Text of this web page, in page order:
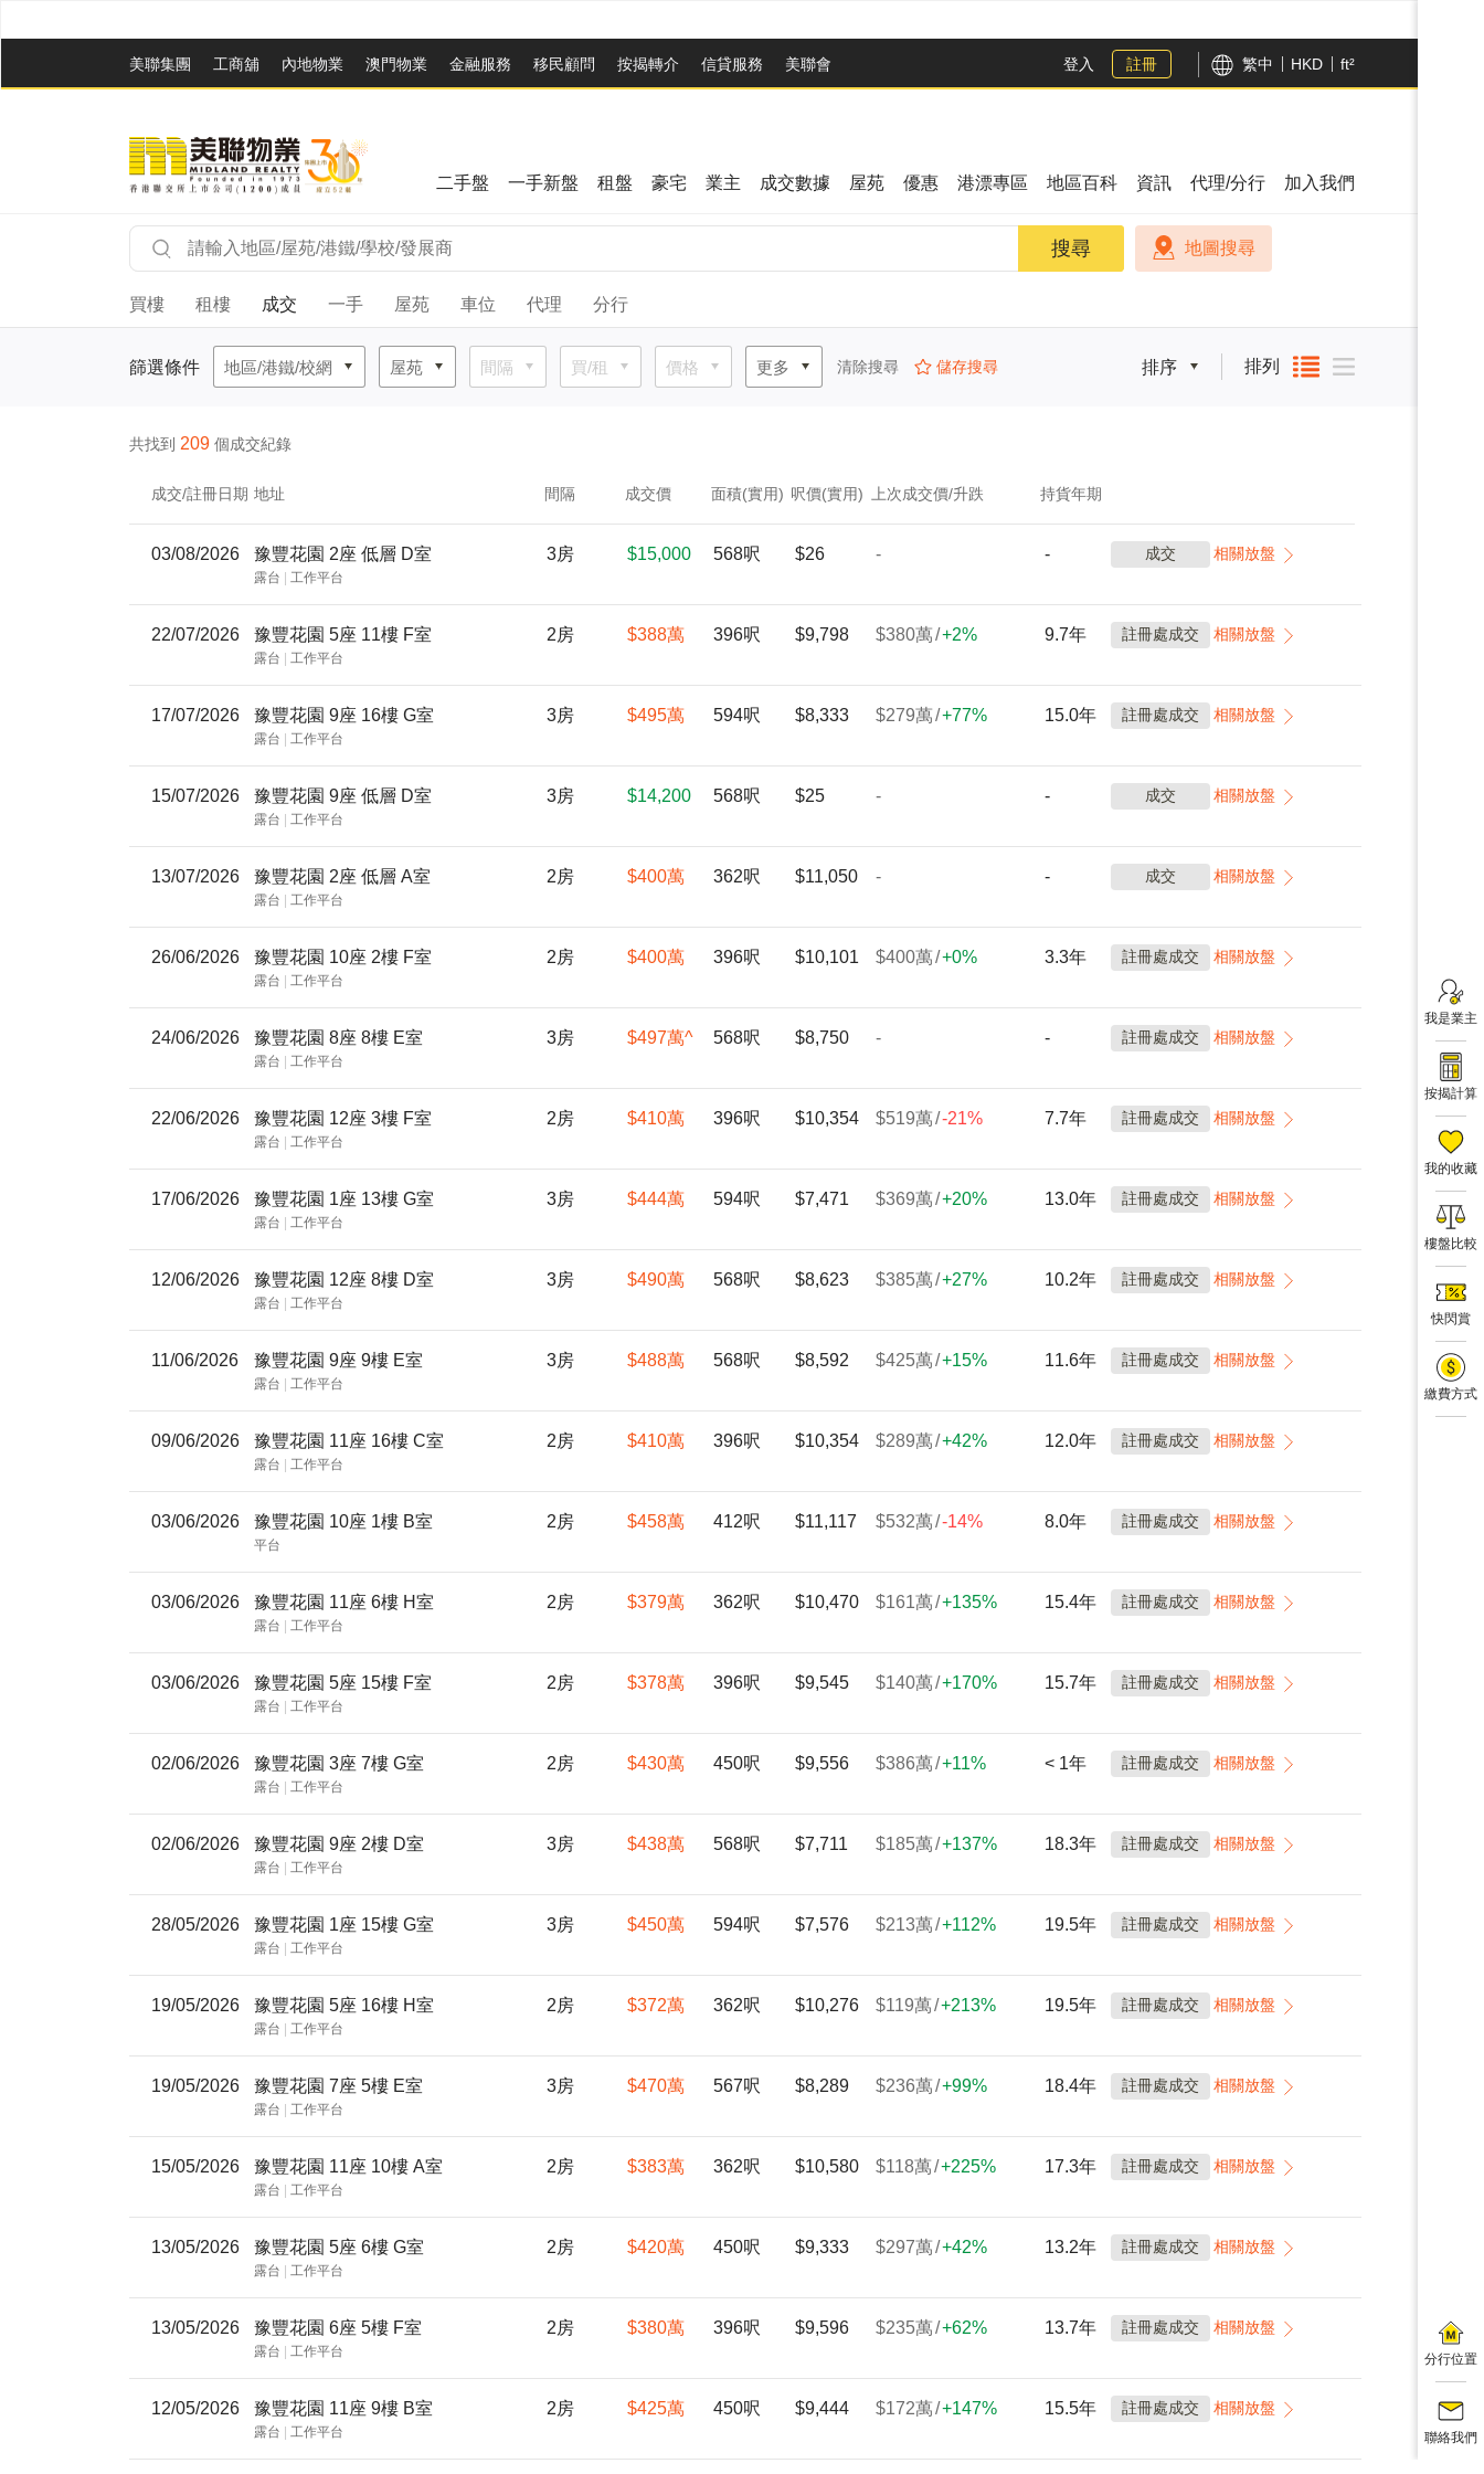
美聯集團 工商舖 內地物業 澳門物業 金融服務 移民顧問 按揭轉介 信貸服務 美聯會 登入 註冊 繁中 HKD ft²
我是業主
按揭計算
我的收藏
樓盤比較
快閃賞
繳費方式
分行位置
聯絡我們
二手盤 一手新盤 租盤 豪宅 業主 成交數據 屋苑 優惠 港漂專區 地區百科 資訊 代理/分行 加入我們
搜尋
搜尋 地圖搜尋
買樓 租樓 成交 一手 屋苑 車位 代理 分行
篩選條件 地區/港鐵/校網 屋苑 間隔 買/租 價格 更多 清除搜尋 儲存搜尋 排序 排列
共找到 209 個成交紀錄
成交/註冊日期 地址 間隔 成交價 面積(實用) 呎價(實用) 上次成交價/升跌 持貨年期
03/08/2026 豫豐花園 2座 低層 D室
露台 |工作平台
3房 $15,000 568呎 $26 - - 成交 相關放盤
22/07/2026 豫豐花園 5座 11樓 F室
露台 |工作平台
2房 $388萬 396呎 $9,798 $380萬/+2% 9.7年 註冊處成交 相關放盤
17/07/2026 豫豐花園 9座 16樓 G室
露台 |工作平台
3房 $495萬 594呎 $8,333 $279萬/+77% 15.0年 註冊處成交 相關放盤
15/07/2026 豫豐花園 9座 低層 D室
露台 |工作平台
3房 $14,200 568呎 $25 - - 成交 相關放盤
13/07/2026 豫豐花園 2座 低層 A室
露台 |工作平台
2房 $400萬 362呎 $11,050 - - 成交 相關放盤
26/06/2026 豫豐花園 10座 2樓 F室
露台 |工作平台
2房 $400萬 396呎 $10,101 $400萬/+0% 3.3年 註冊處成交 相關放盤
24/06/2026 豫豐花園 8座 8樓 E室
露台 |工作平台
3房 $497萬^ 568呎 $8,750 - - 註冊處成交 相關放盤
22/06/2026 豫豐花園 12座 3樓 F室
露台 |工作平台
2房 $410萬 396呎 $10,354 $519萬/-21% 7.7年 註冊處成交 相關放盤
17/06/2026 豫豐花園 1座 13樓 G室
露台 |工作平台
3房 $444萬 594呎 $7,471 $369萬/+20% 13.0年 註冊處成交 相關放盤
12/06/2026 豫豐花園 12座 8樓 D室
露台 |工作平台
3房 $490萬 568呎 $8,623 $385萬/+27% 10.2年 註冊處成交 相關放盤
11/06/2026 豫豐花園 9座 9樓 E室
露台 |工作平台
3房 $488萬 568呎 $8,592 $425萬/+15% 11.6年 註冊處成交 相關放盤
09/06/2026 豫豐花園 11座 16樓 C室
露台 |工作平台
2房 $410萬 396呎 $10,354 $289萬/+42% 12.0年 註冊處成交 相關放盤
03/06/2026 豫豐花園 10座 1樓 B室
平台
2房 $458萬 412呎 $11,117 $532萬/-14% 8.0年 註冊處成交 相關放盤
03/06/2026 豫豐花園 11座 6樓 H室
露台 |工作平台
2房 $379萬 362呎 $10,470 $161萬/+135% 15.4年 註冊處成交 相關放盤
03/06/2026 豫豐花園 5座 15樓 F室
露台 |工作平台
2房 $378萬 396呎 $9,545 $140萬/+170% 15.7年 註冊處成交 相關放盤
02/06/2026 豫豐花園 3座 7樓 G室
露台 |工作平台
2房 $430萬 450呎 $9,556 $386萬/+11% < 1年 註冊處成交 相關放盤
02/06/2026 豫豐花園 9座 2樓 D室
露台 |工作平台
3房 $438萬 568呎 $7,711 $185萬/+137% 18.3年 註冊處成交 相關放盤
28/05/2026 豫豐花園 1座 15樓 G室
露台 |工作平台
3房 $450萬 594呎 $7,576 $213萬/+112% 19.5年 註冊處成交 相關放盤
19/05/2026 豫豐花園 5座 16樓 H室
露台 |工作平台
2房 $372萬 362呎 $10,276 $119萬/+213% 19.5年 註冊處成交 相關放盤
19/05/2026 豫豐花園 7座 5樓 E室
露台 |工作平台
3房 $470萬 567呎 $8,289 $236萬/+99% 18.4年 註冊處成交 相關放盤
15/05/2026 豫豐花園 11座 10樓 A室
露台 |工作平台
2房 $383萬 362呎 $10,580 $118萬/+225% 17.3年 註冊處成交 相關放盤
13/05/2026 豫豐花園 5座 6樓 G室
露台 |工作平台
2房 $420萬 450呎 $9,333 $297萬/+42% 13.2年 註冊處成交 相關放盤
13/05/2026 豫豐花園 6座 5樓 F室
露台 |工作平台
2房 $380萬 396呎 $9,596 $235萬/+62% 13.7年 註冊處成交 相關放盤
12/05/2026 豫豐花園 11座 9樓 B室
露台 |工作平台
2房 $425萬 450呎 $9,444 $172萬/+147% 15.5年 註冊處成交 相關放盤